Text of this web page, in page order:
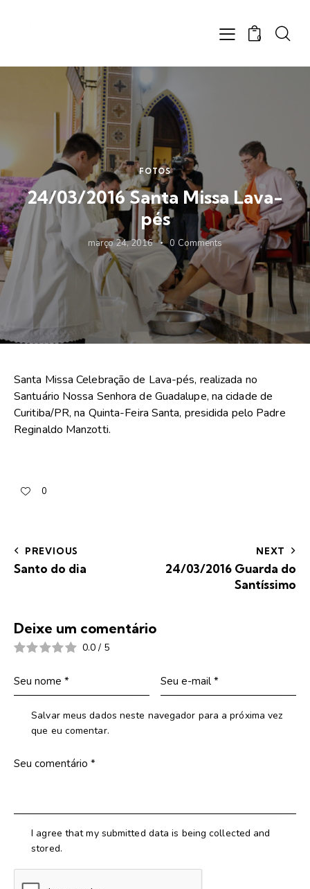
0
FOTOS
24/03/2016 Santa Missa Lava-
pés
março 24, 2016 0 Comments
Santa Missa Celebração de Lava-pés, realizada no
Santuário Nossa Senhora de Guadalupe, na cidade de
Curitiba/PR, na Quinta-Feira Santa, presidida pelo Padre
Reginaldo Manzotti.
0
PREVIOUS
Santo do dia
NEXT
24/03/2016 Guarda do
Santíssimo
Deixe um comentário
0.0 / 5
Salvar meus dados neste navegador para a próxima vez
que eu comentar.
I agree that my submitted data is being collected and
stored.